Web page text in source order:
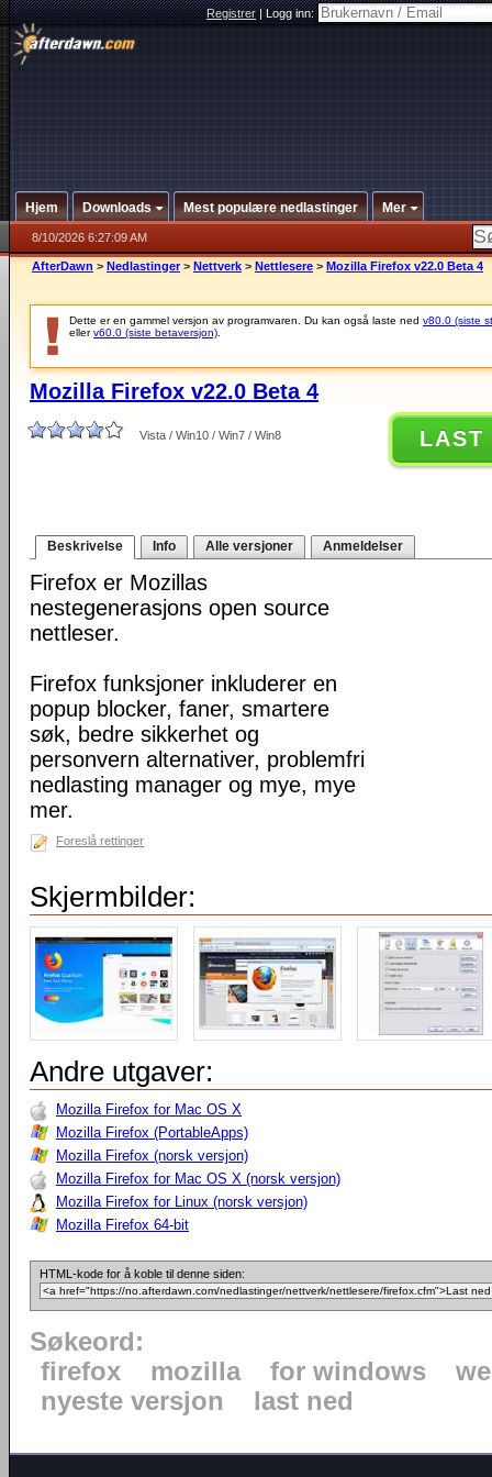
Registrer|Logg inn:
Hjem Downloads Mest populære nedlastinger Mer
8/10/2026 6:27:09 AM
AfterDawn > Nedlastinger > Nettverk > Nettlesere > Mozilla Firefox v22.0 Beta 4
Dette er en gammel versjon av programvaren. Du kan også laste ned v80.0 (siste
ellerv60.0 (siste betaversjon)
Mozilla Firefox v22.0 Beta 4
Vista / Win10 / Win7 / Win8 LAST
Beskrivelse Info Alle versjoner Anmeldelser
Firefox er Mozillas
nestegenerasjons open source
nettleser.
Firefox funksjoner inkluderer en
popup blocker, faner, smartere
søk, bedre sikkerhet og
personvern alternativer, problemfri
nedlasting manager og mye, mye
mer.
Foreslå rettinger
Skjermbilder:
Andre utgaver:
Mozilla Firefox for Mac OS X
Mozilla Firefox (PortableApps)
Mozilla Firefox (norsk versjon)
Mozilla Firefox for Mac OS X (norsk versjon)
Mozilla Firefox for Linux (norsk versjon)
Mozilla Firefox 64-bit
HTML-kode for å koble til denne siden:
Søkeord:
firefox
mozilla for windows
nyeste versjon
last ned